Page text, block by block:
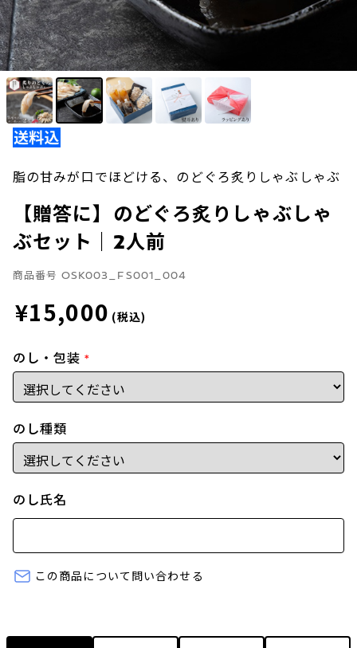
脂の甘みが口でほどける、のどぐろ炙りしゃぶしゃぶ
【贈答に】のどぐろ炙りしゃぶしゃ
ぶセット｜2人前
商品番号 OSK003_FS001_004
¥15,000 (税込)
のし・包装 *
のし種類
のし氏名
この商品について問い合わせる